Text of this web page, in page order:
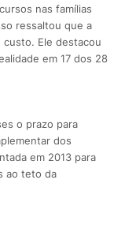
nas famílias
ressaltou que a
custo. Ele destacou
em 17 dos 28
o prazo para
dos
em 2013 para
ao teto da